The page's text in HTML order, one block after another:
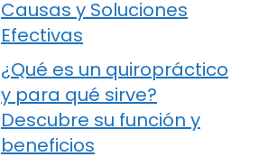
Causas y Soluciones
Efectivas
¿Qué es un quiropráctico
y para qué sirve?
Descubre su función y
beneficios